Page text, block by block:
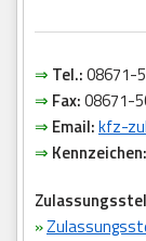
⇒ Tel.:08671-
⇒ Fax:08671-
⇒ Email:kfz-
⇒ Kennzeichen:
»